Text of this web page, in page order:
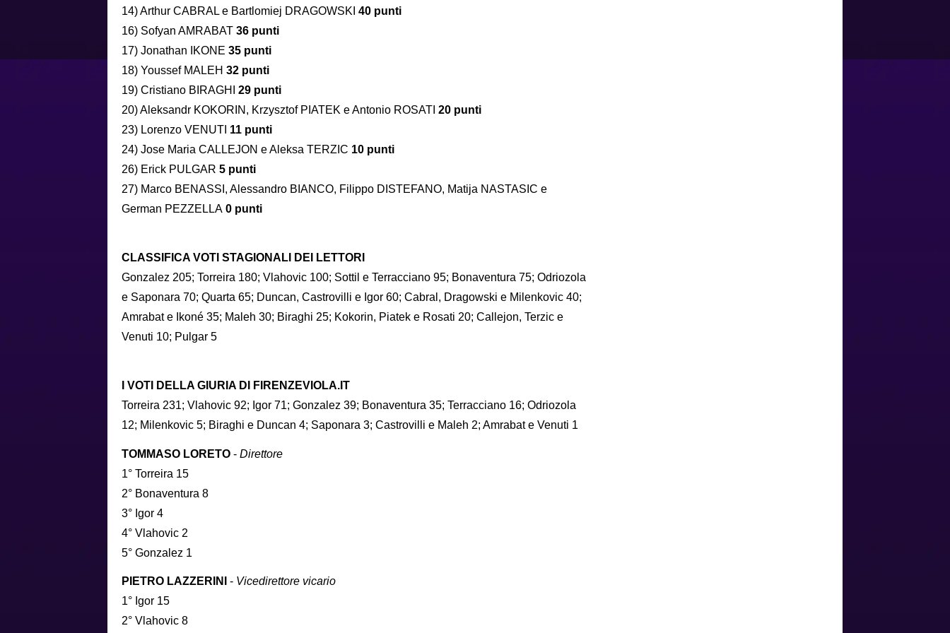
14) Arthur CABRAL e Bartlomiej DRAGOWSKI 40 punti
16) Sofyan AMRABAT 36 punti
17) Jonathan IKONE 35 punti
18) Youssef MALEH 32 punti
19) Cristiano BIRAGHI 29 punti
20) Aleksandr KOKORIN, Krzysztof PIATEK e Antonio ROSATI 20 punti
23) Lorenzo VENUTI 11 punti
24) Jose Maria CALLEJON e Aleksa TERZIC 10 punti
26) Erick PULGAR 5 punti
27) Marco BENASSI, Alessandro BIANCO, Filippo DISTEFANO, Matija NASTASIC e
German PEZZELLA 0 punti
CLASSIFICA VOTI STAGIONALI DEI LETTORI
Gonzalez 205; Torreira 180; Vlahovic 100; Sottil e Terracciano 95; Bonaventura 75; Odriozola
e Saponara 70; Quarta 65; Duncan, Castrovilli e Igor 60; Cabral, Dragowski e Milenkovic 40;
Amrabat e Ikoné 35; Maleh 30; Biraghi 25; Kokorin, Piatek e Rosati 20; Callejon, Terzic e
Venuti 10; Pulgar 5
I VOTI DELLA GIURIA DI FIRENZEVIOLA.IT
Torreira 231; Vlahovic 92; Igor 71; Gonzalez 39; Bonaventura 35; Terracciano 16; Odriozola
12; Milenkovic 5; Biraghi e Duncan 4; Saponara 3; Castrovilli e Maleh 2; Amrabat e Venuti 1
TOMMASO LORETO - Direttore
1° Torreira 15
2° Bonaventura 8
3° Igor 4
4° Vlahovic 2
5° Gonzalez 1
PIETRO LAZZERINI - Vicedirettore vicario
1° Igor 15
2° Vlahovic 8